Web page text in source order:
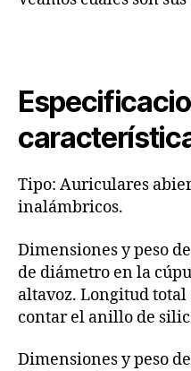
Tipo: Auriculares
inalámbricos.
Dimensiones y peso
de diámetro en la
altavoz. Longitud
contar el anillo de
Dimensiones y peso